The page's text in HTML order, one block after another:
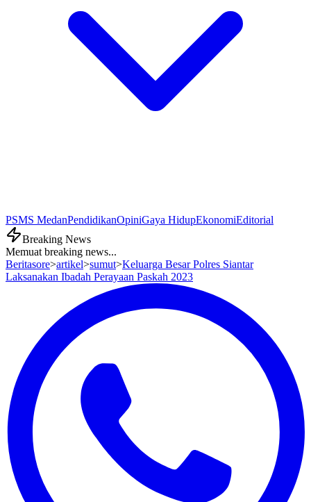
PSMS MedanPendidikanOpiniGaya HidupEkonomiEditorial
Breaking News
Memuat breaking news...
Beritasore>artikel>sumut>Keluarga Besar Polres Siantar
Laksanakan Ibadah Perayaan Paskah 2023